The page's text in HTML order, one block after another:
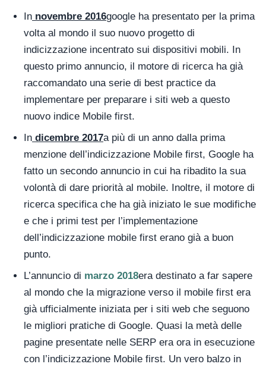
In novembre 2016google ha presentato per la prima
volta al mondo il suo nuovo progetto di
indicizzazione incentrato sui dispositivi mobili. In
questo primo annuncio, il motore di ricerca ha già
raccomandato una serie di best practice da
implementare per preparare i siti web a questo
nuovo indice Mobile first.
In dicembre 2017a più di un anno dalla prima
menzione dell’indicizzazione Mobile first, Google ha
fatto un secondo annuncio in cui ha ribadito la sua
volontà di dare priorità al mobile. Inoltre, il motore di
ricerca specifica che ha già iniziato le sue modifiche
e che i primi test per l’implementazione
dell’indicizzazione mobile first erano già a buon
punto.
L’annuncio di marzo 2018era destinato a far sapere
al mondo che la migrazione verso il mobile first era
già ufficialmente iniziata per i siti web che seguono
le migliori pratiche di Google. Quasi la metà delle
pagine presentate nelle SERP era ora in esecuzione
con l’indicizzazione Mobile first. Un vero balzo in